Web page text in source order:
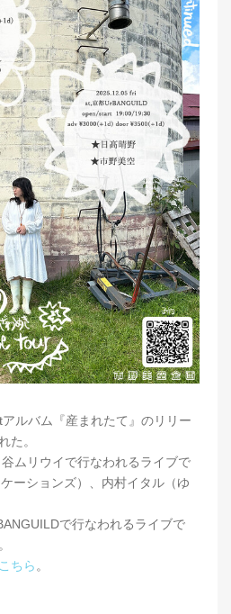
ルバム『産まれたて』のリリー
た。
ムリウイで行なわれるライブで
ーションズ）、内村イタル（ゆ
で行なわれるライブで
こちら 。